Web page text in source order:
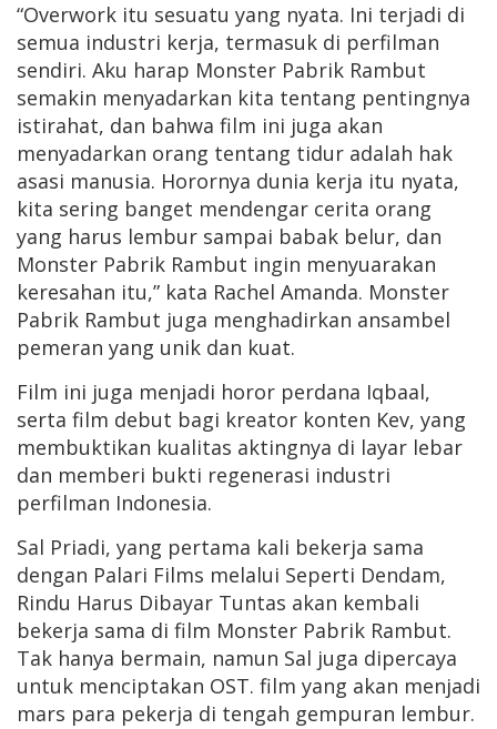
“Overwork itu sesuatu yang nyata. Ini terjadi di
semua industri kerja, termasuk di perfilman
sendiri. Aku harap Monster Pabrik Rambut
semakin menyadarkan kita tentang pentingnya
istirahat, dan bahwa film ini juga akan
menyadarkan orang tentang tidur adalah hak
asasi manusia. Horornya dunia kerja itu nyata,
kita sering banget mendengar cerita orang
yang harus lembur sampai babak belur, dan
Monster Pabrik Rambut ingin menyuarakan
keresahan itu,” kata Rachel Amanda. Monster
Pabrik Rambut juga menghadirkan ansambel
pemeran yang unik dan kuat.
Film ini juga menjadi horor perdana Iqbaal,
serta film debut bagi kreator konten Kev, yang
membuktikan kualitas aktingnya di layar lebar
dan memberi bukti regenerasi industri
perfilman Indonesia.
Sal Priadi, yang pertama kali bekerja sama
dengan Palari Films melalui Seperti Dendam,
Rindu Harus Dibayar Tuntas akan kembali
bekerja sama di film Monster Pabrik Rambut.
Tak hanya bermain, namun Sal juga dipercaya
untuk menciptakan OST. film yang akan menjadi
mars para pekerja di tengah gempuran lembur.